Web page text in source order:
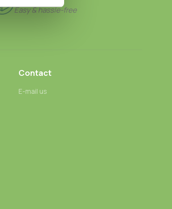
Easy & hassle-free
Contact
E-mail us